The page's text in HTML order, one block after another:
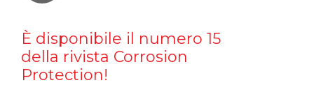
È disponibile il numero 15
della rivista Corrosion
Protection!